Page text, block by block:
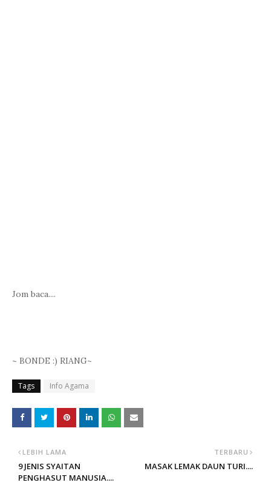
Jom baca....
~ BONDE :) RIANG~
Tags Info Agama
TERBARU
MASAK LEMAK DAUN TURI....
LEBIH LAMA
9 JENIS SYAITAN
PENGHASUT MANUSIA....